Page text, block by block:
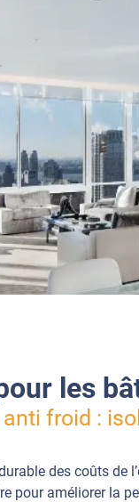
les
froid :
des coûts de
pour améliorer la